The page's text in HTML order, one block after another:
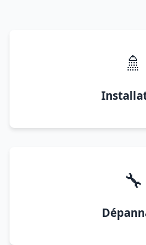
🚿
🔧